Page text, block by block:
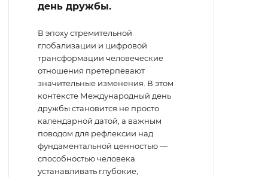
день дружбы.
В эпоху стремительной
глобализации и цифровой
трансформации человеческие
отношения претерпевают
значительные изменения. В этом
контексте Международный день
дружбы становится не просто
календарной датой, а важным
поводом для рефлексии над
фундаментальной ценностью —
способностью человека
устанавливать глубокие,